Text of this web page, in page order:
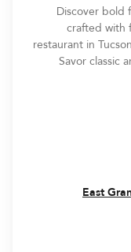
Discover bold
crafted with
restaurant in
Savor classic
Opens In
Opens In New
New Window